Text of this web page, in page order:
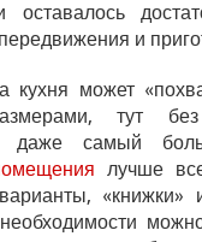
оставалось
и
кухня может
тут
даже самый
лучше
«книжки»